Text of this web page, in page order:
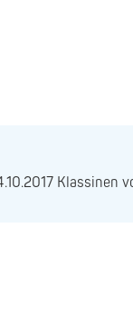
Klassinen